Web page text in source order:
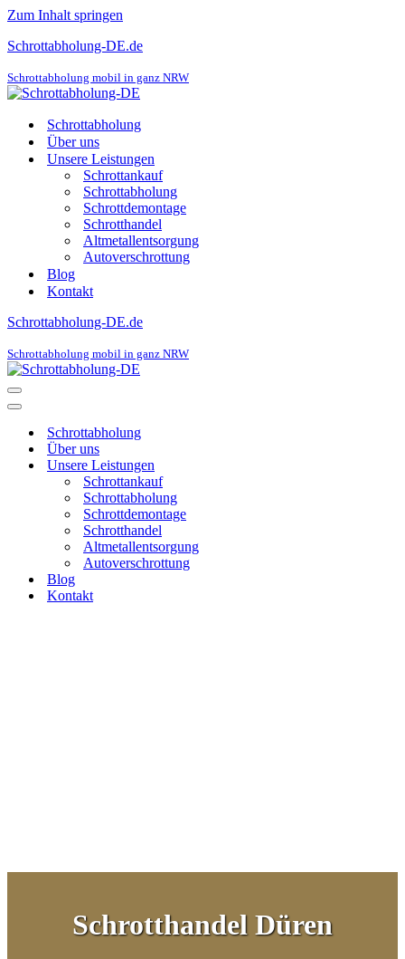
Zum Inhalt springen
Schrottabholung-DE.de
Schrottabholung mobil in ganz NRW
Schrottabholung
Über uns
Unsere Leistungen
Schrottankauf
Schrottabholung
Schrottdemontage
Schrotthandel
Altmetallentsorgung
Autoverschrottung
Blog
Kontakt
Schrottabholung-DE.de
Schrottabholung mobil in ganz NRW
Navigations-
Menü
Navigations-
Schrottabholung
Über uns
Unsere Leistungen
Schrottankauf
Schrottabholung
Schrottdemontage
Schrotthandel
Altmetallentsorgung
Autoverschrottung
Blog
Kontakt
Schrotthandel Düren